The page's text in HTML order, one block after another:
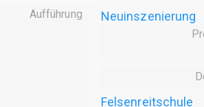
Aufführung Neuinszenierung
Felsenreitschule